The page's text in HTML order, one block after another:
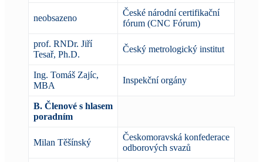
neobsazeno
České národní certifikační
fórum (CNC Fórum)
prof. RNDr. Jiří
Tesař, Ph.D.
Český metrologický institut
Ing. Tomáš Zajíc,
MBA
Inspekční orgány
B. Členové s hlasem
poradním
Milan Těšínský
Českomoravská konfederace
odborových svazů